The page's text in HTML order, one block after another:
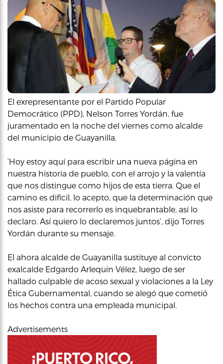
El exrepresentante por el Partido Popular
Democrático (PPD), Nelson Torres Yordán, fue
juramentado en la noche del viernes como alcalde
del municipio de Guayanilla.
‘Hoy estoy aquí para escribir una nueva página en
nuestra historia de pueblo, con el arrojo y la valentía
que nos distingue como hijos de esta tierra. Que el
camino es difícil, lo acepto, que la determinación que
nos asiste para recorrerlo es inquebrantable, así lo
declaro. Así quiero lo declaremos juntos’, dijo Torres
Yordán durante su mensaje.
El ahora alcalde de Guayanilla sustituye al convicto
exalcalde Edgardo Arlequín Vélez, luego de ser
hallado culpable de acoso sexual y violaciones a la Ley
Ética Gubernamental, cuando se alegó que cometió
los hechos contra una empleada municipal.
Advertisements